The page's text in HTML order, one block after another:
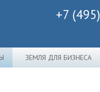
+7
ЗЕМЛЯ ДЛЯ БИЗНЕСА